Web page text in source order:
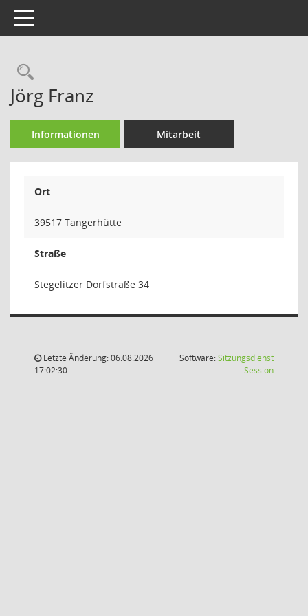
Toggle navigation
Rechercheauswahl
Jörg Franz
Informationen Mitarbeit
Ort
39517 Tangerhütte
Straße
Stegelitzer Dorfstraße 34
Letzte Änderung: 06.08.2026
17:02:30
Software:Sitzungsdienst
Session(Wird in